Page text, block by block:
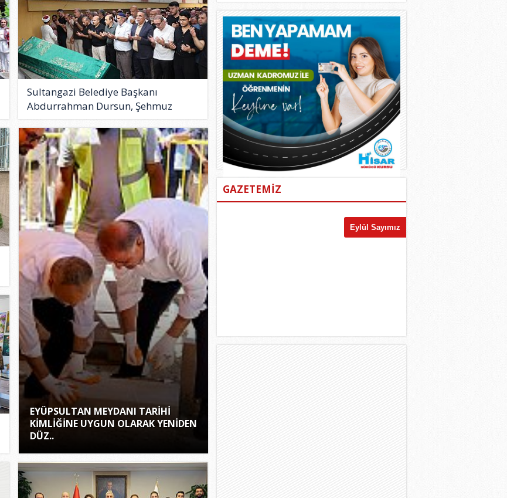
Sultangazi Belediye Başkanı
Abdurrahman Dursun, Şehmuz
Güzel..
EYÜPSULTAN MEYDANI TARİHİ
KİMLİĞİNE UYGUN OLARAK YENİDEN
DÜZ..
GAZETEMİZ